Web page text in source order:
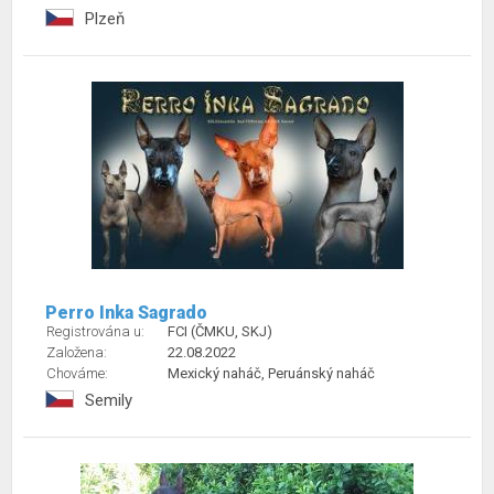
Plzeň
Perro Inka Sagrado
Registrována u:
FCI (ČMKU, SKJ)
Založena:
22.08.2022
Chováme:
Mexický naháč, Peruánský naháč
Semily